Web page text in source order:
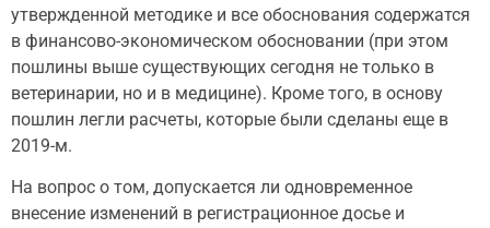
утвержденной методике и все обоснования содержатся
в финансово-экономическом обосновании (при этом
пошлины выше существующих сегодня не только в
ветеринарии, но и в медицине). Кроме того, в основу
пошлин легли расчеты, которые были сделаны еще в
2019-м.
На вопрос о том, допускается ли одновременное
внесение изменений в регистрационное досье и